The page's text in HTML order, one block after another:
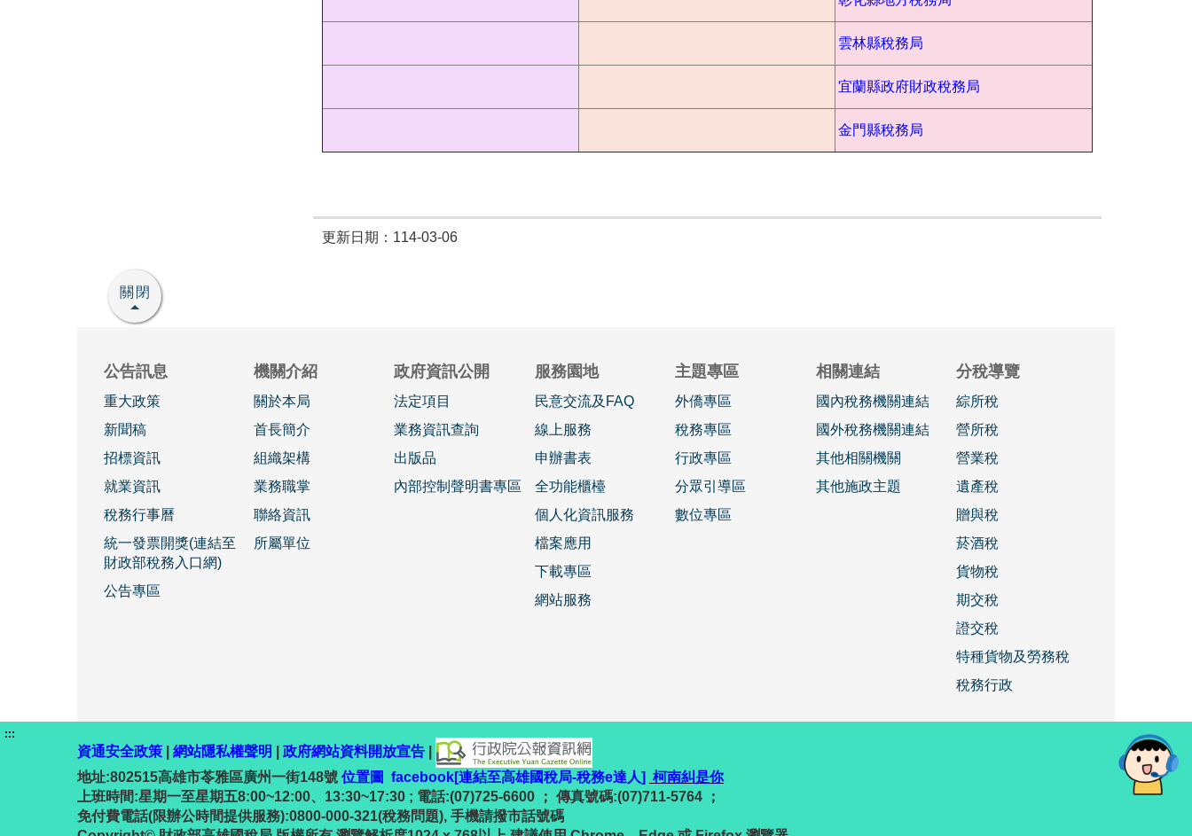
雲林縣稅務局
宜蘭縣政府財政稅務局
金門縣稅務局
更新日期：114-03-06
關閉
公告訊息
重大政策
新聞稿
招標資訊
就業資訊
稅務行事曆
統一發票開獎(連結至
財政部稅務入口網)
公告專區
機關介紹
關於本局
首長簡介
組織架構
業務職掌
聯絡資訊
所屬單位
政府資訊公開
法定項目
業務資訊查詢
出版品
內部控制聲明書專區
服務園地
民意交流及FAQ
線上服務
申辦書表
全功能櫃檯
個人化資訊服務
檔案應用
下載專區
網站服務
主題專區
外僑專區
稅務專區
行政專區
分眾引導區
數位專區
相關連結
國內稅務機關連結
國外稅務機關連結
其他相關機關
其他施政主題
分稅導覽
綜所稅
營所稅
營業稅
遺產稅
贈與稅
菸酒稅
貨物稅
期交稅
證交稅
特種貨物及勞務稅
稅務行政
:::
資通安全政策 網站隱私權聲明 政府網站資料開放宣告
地址:802515高雄市苓雅區廣州一街148號 位置圖 facebook[連結至高雄國稅局-稅務e達人] 柯南糾是你
上班時間:星期一至星期五8:00~12:00、13:30~17:30 ; 電話:(07)725-6600 ； 傳真號碼:(07)711-5764 ；
免付費電話(限辦公時間提供服務):0800-000-321(稅務問題), 手機請撥市話號碼